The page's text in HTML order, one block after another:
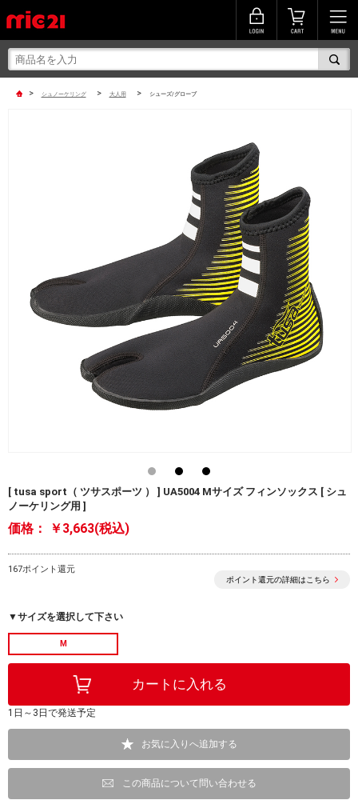
> シュノーケリング > 大人用 > シューズ/グローブ
[ tusa sport（ ツサスポーツ ） ] UA5004 Mサイズ フィンソックス [ シュ
ノーケリング用 ]
価格： ￥3,663(税込)
167ポイント還元
ポイント還元の詳細はこちら
▼サイズを選択して下さい
M
1日～3日で発送予定
お気に入りへ追加する
この商品について問い合わせる